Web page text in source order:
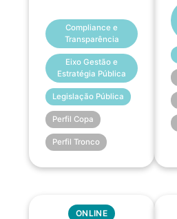
Compliance e
Transparência
Eixo Gestão e
Estratégia Pública
Legislação Pública
Perfil Copa
Perfil Tronco
ONLINE